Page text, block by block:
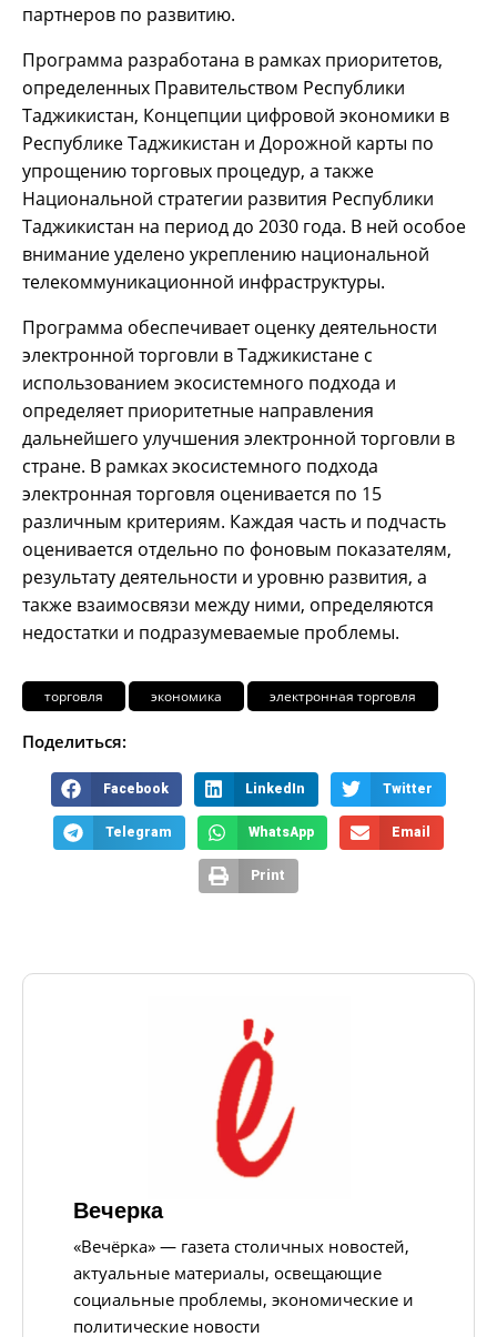
партнеров по развитию.
Программа разработана в рамках приоритетов,
определенных Правительством Республики
Таджикистан, Концепции цифровой экономики в
Республике Таджикистан и Дорожной карты по
упрощению торговых процедур, а также
Национальной стратегии развития Республики
Таджикистан на период до 2030 года. В ней особое
внимание уделено укреплению национальной
телекоммуникационной инфраструктуры.
Программа обеспечивает оценку деятельности
электронной торговли в Таджикистане с
использованием экосистемного подхода и
определяет приоритетные направления
дальнейшего улучшения электронной торговли в
стране. В рамках экосистемного подхода
электронная торговля оценивается по 15
различным критериям. Каждая часть и подчасть
оценивается отдельно по фоновым показателям,
результату деятельности и уровню развития, а
также взаимосвязи между ними, определяются
недостатки и подразумеваемые проблемы.
торговля экономика электронная торговля
Поделиться:
Facebook LinkedIn Twitter
Telegram WhatsApp Email
Print
Вечерка
«Вечёрка» — газета столичных новостей,
актуальные материалы, освещающие
социальные проблемы, экономические и
политические новости